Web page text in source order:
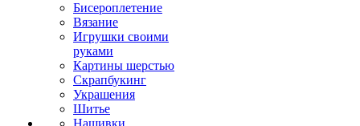
Бисероплетение
Вязание
Игрушки своими
руками
Картины шерстью
Скрапбукинг
Украшения
Шитье
Нашивки